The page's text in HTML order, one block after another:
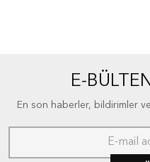
E-
En son haberler, bildirimler